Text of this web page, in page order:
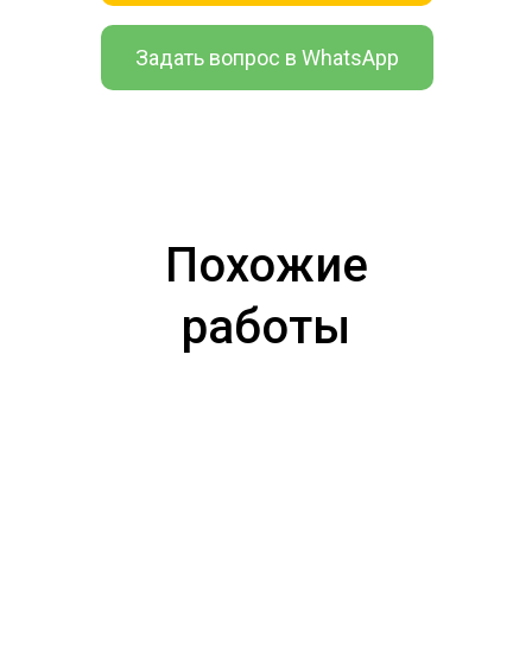
Задать вопрос в WhatsApp
Похожие
работы